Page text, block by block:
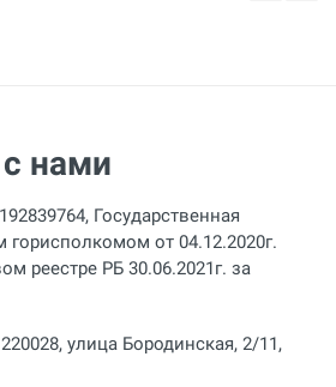
нами
Государственная
горисполкомом от 04.12.2020г.
реестре РБ 30.06.2021г. за
220028, улица Бородинская, 2/11,